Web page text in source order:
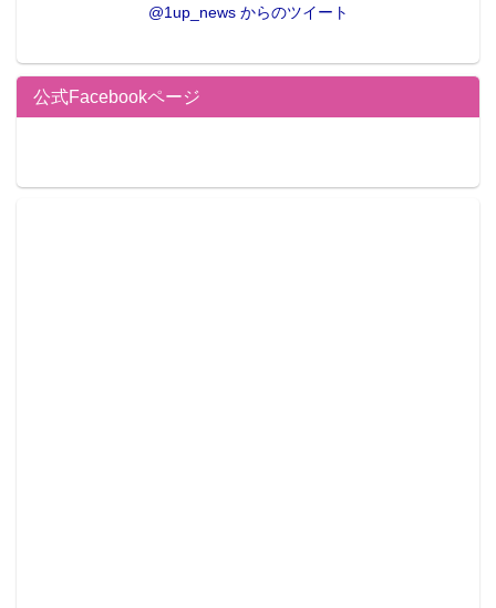
@1up_news からのツイート
公式Facebookページ